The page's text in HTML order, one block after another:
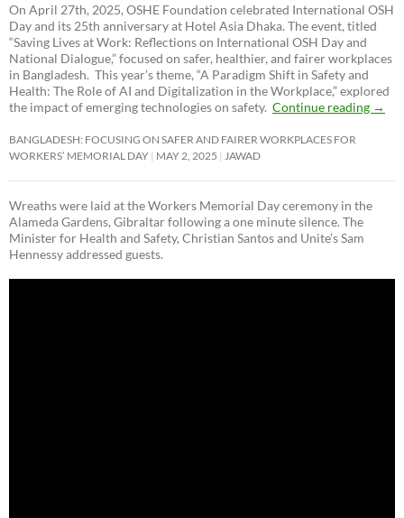
On April 27th, 2025, OSHE Foundation celebrated International OSH
Day and its 25th anniversary at Hotel Asia Dhaka. The event, titled
“Saving Lives at Work: Reflections on International OSH Day and
National Dialogue,”focused on safer, healthier, and fairer workplaces
in Bangladesh. This year’s theme, “A Paradigm Shift in Safety and
Health: The Role of AI and Digitalization in the Workplace,” explored
the impact of emerging technologies on safety. Continue reading →
BANGLADESH: FOCUSING ON SAFER AND FAIRER WORKPLACES FOR
WORKERS’ MEMORIAL DAY MAY 2, 2025 JAWAD
Wreaths were laid at the Workers Memorial Day ceremony in the
Alameda Gardens, Gibraltar following a one minute silence. The
Minister for Health and Safety, Christian Santos and Unite’s Sam
Hennessy addressed guests.